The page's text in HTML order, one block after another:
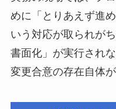
めに「とりあえず進
いう対応が取られが
書面化」が実行され
変更合意の存在自体